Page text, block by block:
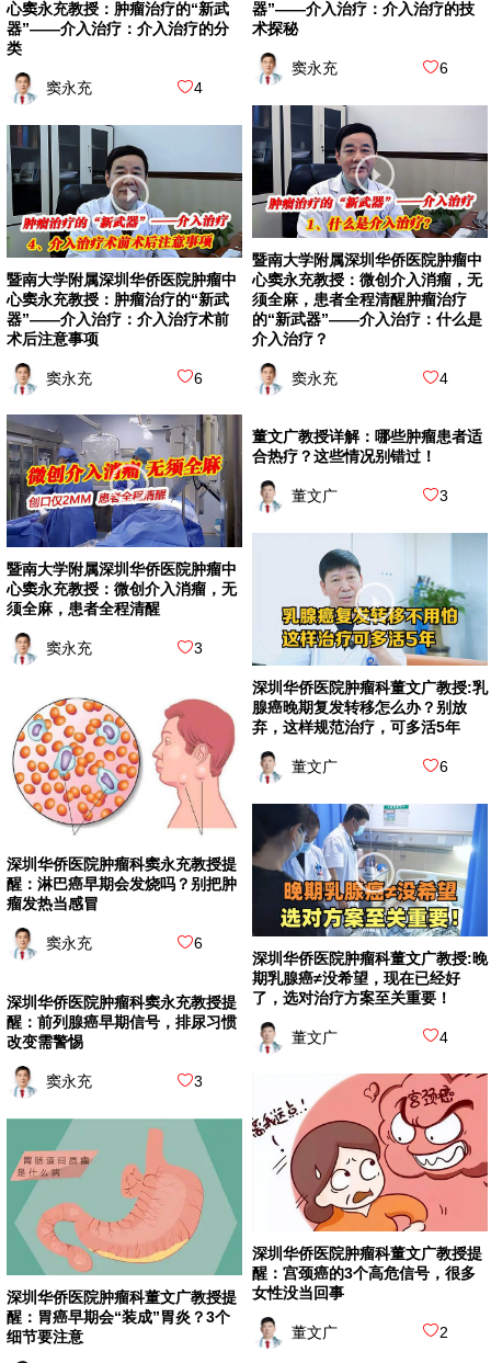
心窦永充教授：肿瘤治疗的“新武
器”——介入治疗：介入治疗的分
类
窦永充 4
暨南大学附属深圳华侨医院肿瘤中
心窦永充教授：肿瘤治疗的“新武
器”——介入治疗：介入治疗术前
术后注意事项
窦永充 6
暨南大学附属深圳华侨医院肿瘤中
心窦永充教授：微创介入消瘤，无
须全麻，患者全程清醒
窦永充 3
深圳华侨医院肿瘤科窦永充教授提
醒：淋巴癌早期会发烧吗？别把肿
瘤发热当感冒
窦永充 6
深圳华侨医院肿瘤科窦永充教授提
醒：前列腺癌早期信号，排尿习惯
改变需警惕
窦永充 3
深圳华侨医院肿瘤科董文广教授提
醒：胃癌早期会“装成”胃炎？3个
细节要注意
器”——介入治疗：介入治疗的技
术探秘
窦永充 6
暨南大学附属深圳华侨医院肿瘤中
心窦永充教授：微创介入消瘤，无
须全麻，患者全程清醒肿瘤治疗
的“新武器”——介入治疗：什么是
介入治疗？
窦永充 4
董文广教授详解：哪些肿瘤患者适
合热疗？这些情况别错过！
董文广 3
深圳华侨医院肿瘤科董文广教授:乳
腺癌晚期复发转移怎么办？别放
弃，这样规范治疗，可多活5年
董文广 6
深圳华侨医院肿瘤科董文广教授:晚
期乳腺癌≠没希望，现在已经好
了，选对治疗方案至关重要！
董文广 4
深圳华侨医院肿瘤科董文广教授提
醒：宫颈癌的3个高危信号，很多
女性没当回事
董文广 2